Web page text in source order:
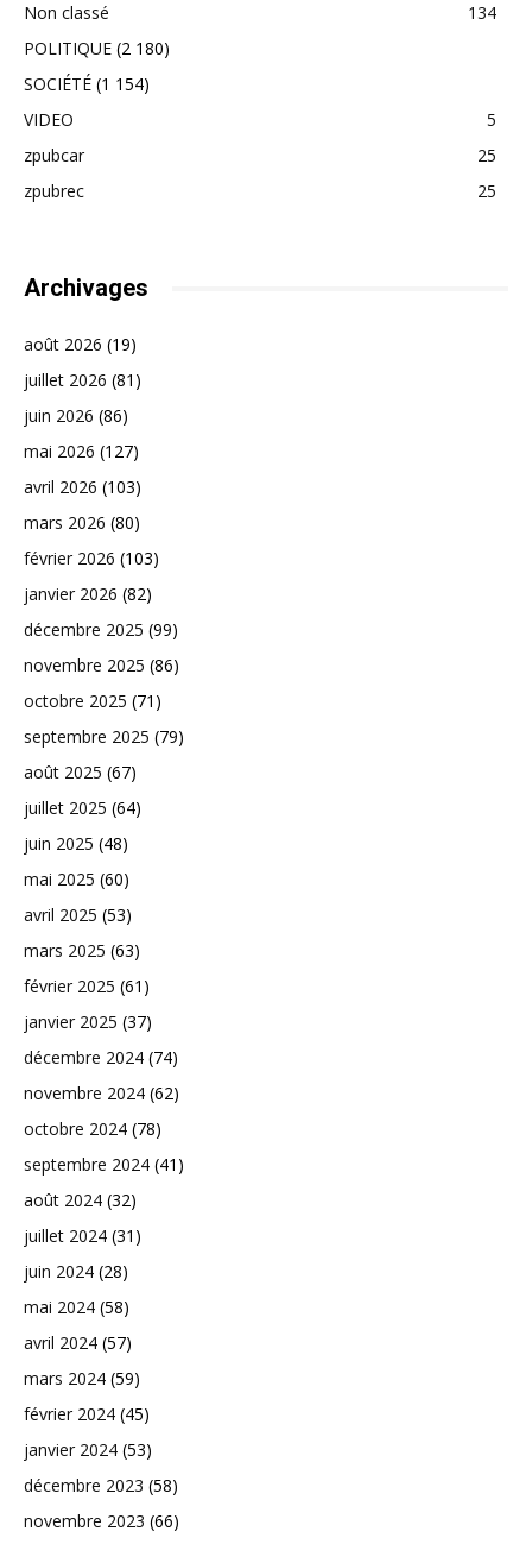
Non classé
134
POLITIQUE (2 180)
SOCIÉTÉ (1 154)
VIDEO
5
zpubcar
25
zpubrec
25
Archivages
août 2026 (19)
juillet 2026 (81)
juin 2026 (86)
mai 2026 (127)
avril 2026 (103)
mars 2026 (80)
février 2026 (103)
janvier 2026 (82)
décembre 2025 (99)
novembre 2025 (86)
octobre 2025 (71)
septembre 2025 (79)
août 2025 (67)
juillet 2025 (64)
juin 2025 (48)
mai 2025 (60)
avril 2025 (53)
mars 2025 (63)
février 2025 (61)
janvier 2025 (37)
décembre 2024 (74)
novembre 2024 (62)
octobre 2024 (78)
septembre 2024 (41)
août 2024 (32)
juillet 2024 (31)
juin 2024 (28)
mai 2024 (58)
avril 2024 (57)
mars 2024 (59)
février 2024 (45)
janvier 2024 (53)
décembre 2023 (58)
novembre 2023 (66)